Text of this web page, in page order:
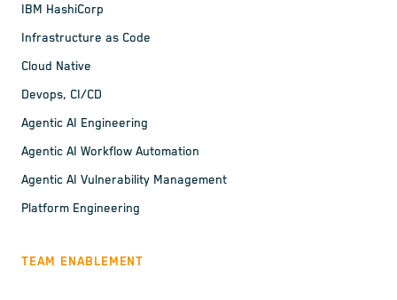
IBM HashiCorp
Infrastructure as Code
Cloud Native
Devops, CI/CD
Agentic AI Engineering
Agentic AI Workflow Automation
Agentic AI Vulnerability Management
Platform Engineering
TEAM ENABLEMENT